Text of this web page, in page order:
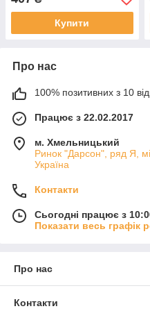
Купити
Про нас
100% позитивних з 10
Працює з 22.02.2017
м. Хмельницький
Ринок "Дарсон", ряд Я,
Україна
Контакти
Сьогодні працює з
Показати весь графік
Про нас
Контакти